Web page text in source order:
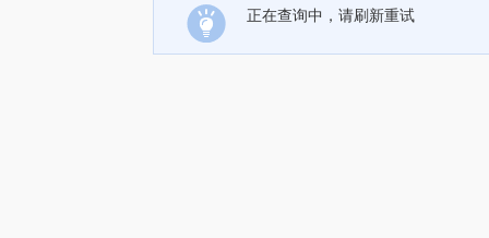
正在查询中，请刷新重试